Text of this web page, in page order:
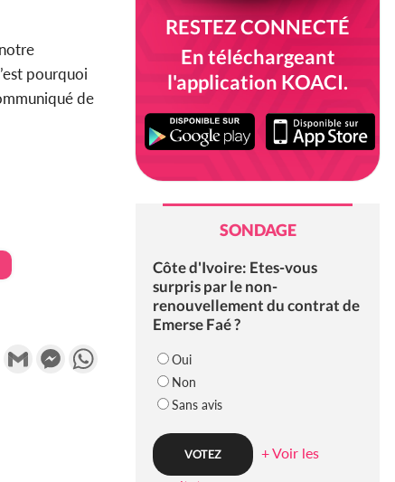
pourquoi
de
Email Gmail MessengerWhatsApp
RESTEZ CONNECTÉ
En téléchargeant
l'application KOACI.
SONDAGE
Côte d'Ivoire: Etes-vous
surpris par le non-
renouvellement du contrat de
Emerse Faé ?
Oui
Non
Sans avis
+ Voir les